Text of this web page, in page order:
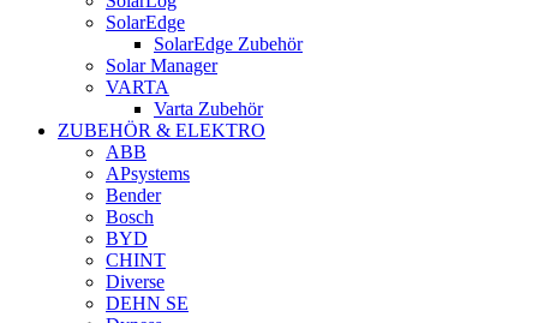
SolarEdge
SolarEdge Zubehör
Solar Manager
VARTA
Varta Zubehör
ZUBEHÖR & ELEKTRO
ABB
APsystems
Bender
Bosch
BYD
CHINT
Diverse
DEHN SE